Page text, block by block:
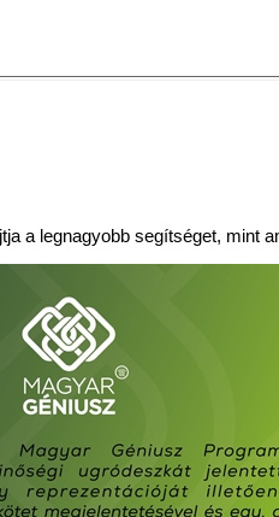
a legnagyobb segítséget, mint